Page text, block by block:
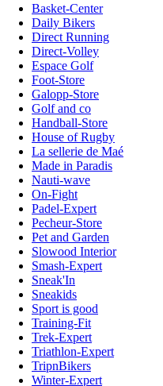
Basket-Center
Daily Bikers
Direct Running
Direct-Volley
Espace Golf
Foot-Store
Galopp-Store
Golf and co
Handball-Store
House of Rugby
La sellerie de Maé
Made in Paradis
Nauti-wave
On-Fight
Padel-Expert
Pecheur-Store
Pet and Garden
Slowood Interior
Smash-Expert
Sneak'In
Sneakids
Sport is good
Training-Fit
Trek-Expert
Triathlon-Expert
TripnBikers
Winter-Expert